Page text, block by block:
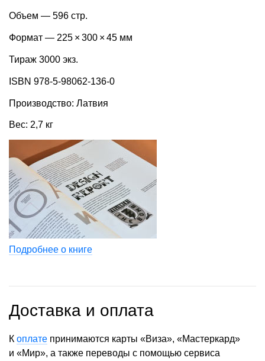
Объем — 596 стр.
Формат — 225 × 300 × 45 мм
Тираж 3000 экз.
ISBN 978-5-98062-136-0
Производство: Латвия
Вес: 2,7 кг
Подробнее о книге
Доставка и оплата
К оплате принимаются карты «Виза», «Мастеркард»
и «Мир», а также переводы с помощью сервиса